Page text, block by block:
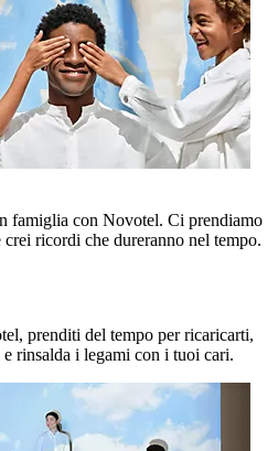
famiglia con Novotel. Ci prendiamo
crei ricordi che dureranno nel tempo.
prenditi del tempo per ricaricarti,
rinsalda i legami con i tuoi cari.